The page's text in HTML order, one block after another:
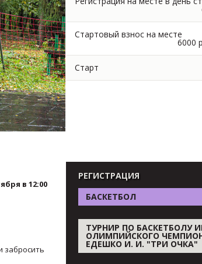
Стартовый взнос на месте
6000
Старт
в 12:00
забросить
РЕГИСТРАЦИЯ
БАСКЕТБОЛ
ТУРНИР ПО БАСКЕТБОЛУ
ОЛИМПИЙСКОГО
ЕДЕШКО И. И. "ТРИ ОЧКА"